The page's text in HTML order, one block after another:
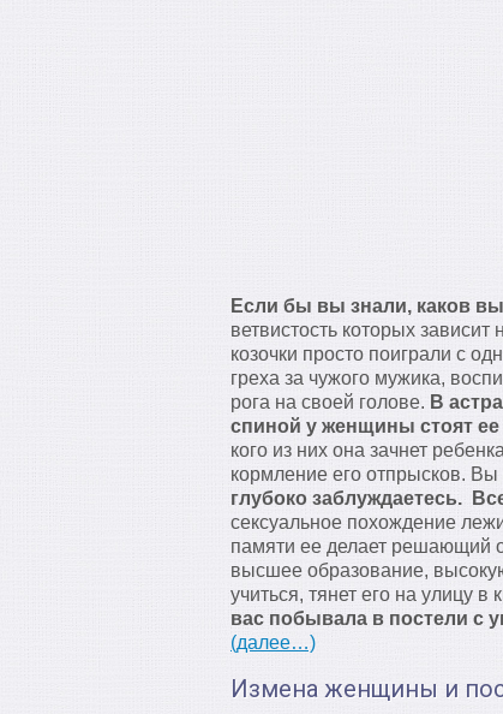
Если бы вы знали, каков
ветвистость которых
козочки просто поиграли с
греха за чужого мужика,
рога на своей голове. В
спиной у женщины стоят
кого из них она зачнет
кормление его отпрысков. Вы
глубоко заблуждаетесь.
сексуальное похождение
памяти ее делает решающий
высшее образование,
учиться, тянет его на улицу
вас побывала в постели с
(далее…)
Измена женщины и